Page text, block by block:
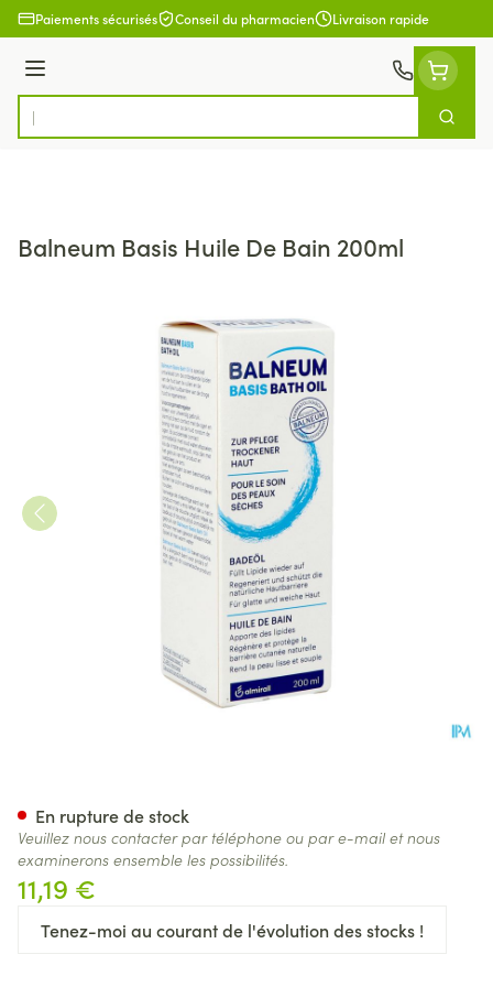
Aller au contenu
Paiements sécurisés Conseil du pharmacien Livraison rapide
Menu
Rechercher
Balneum Basis Huile De Bain 200ml
11,19 €
Tenez-moi au courant de l'évolution des stocks !
En rupture de stock
Veuillez nous contacter par téléphone ou par e-mail et nous
examinerons ensemble les possibilités.